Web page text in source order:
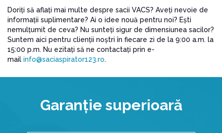
Doriți să aflați mai multe despre sacii VACS? Aveți nevoie de
informații suplimentare? Ai o idee nouă pentru noi? Ești
nemulțumit de ceva? Nu sunteți sigur de dimensiunea sacilor?
Suntem aici pentru clienții noștri în fiecare zi de la 9:00 a.m. la
15:00 p.m. Nu ezitați să ne contactați prin e-
mail info@saciaspirator123.ro.
Garanţie superioară